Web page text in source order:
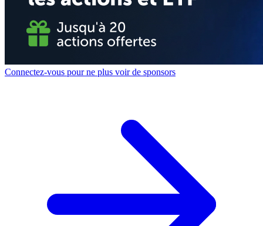
Connectez-vous pour ne plus voir de sponsors